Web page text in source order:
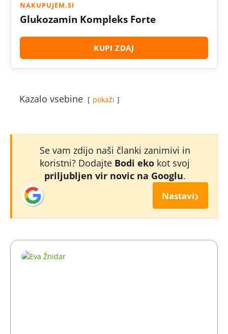
NAKUPUJEM.SI
Glukozamin Kompleks Forte
KUPI ZDAJ
Kazalo vsebine pokaži
Se vam zdijo naši članki zanimivi in
koristni? Dodajte Bodi eko kot svoj
priljubljen vir novic na Googlu.
Nastavi›